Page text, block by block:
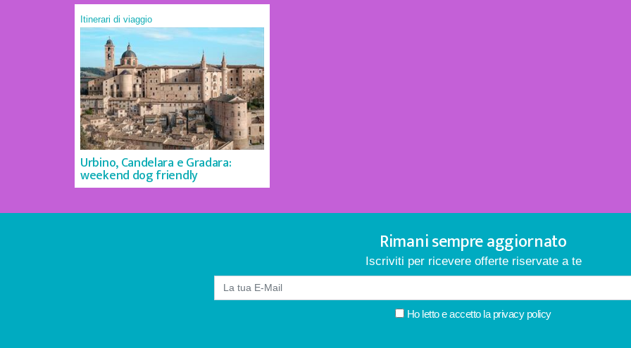
Itinerari di viaggio
Urbino, Candelara e Gradara:
weekend dog friendly
Rimani sempre aggiornato
Iscriviti per ricevere offerte riservate a te
Ho letto e accetto la privacy policy